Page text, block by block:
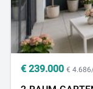
€ 239.000 €